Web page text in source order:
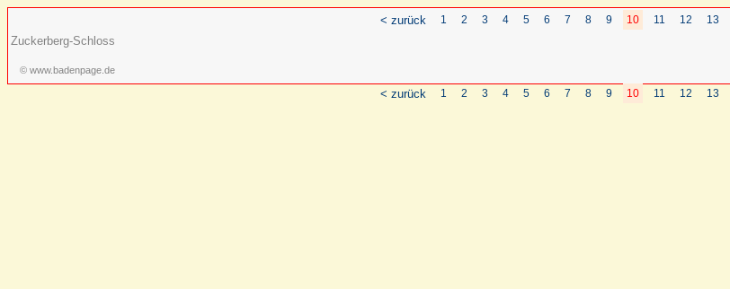
< zurück 1 2 3 4 5 6 7 8 9 10 11 12 13
Zuckerberg-Schloss
© www.badenpage.de
< zurück 1 2 3 4 5 6 7 8 9 10 11 12 13